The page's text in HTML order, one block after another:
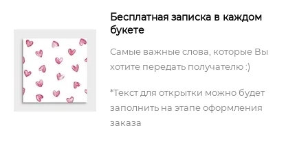
Бесплатная записка в каждом
букете
Самые важные слова, которые Вы
хотите передать получателю :)
*Текст для открытки можно будет
заполнить на этапе оформления
заказа